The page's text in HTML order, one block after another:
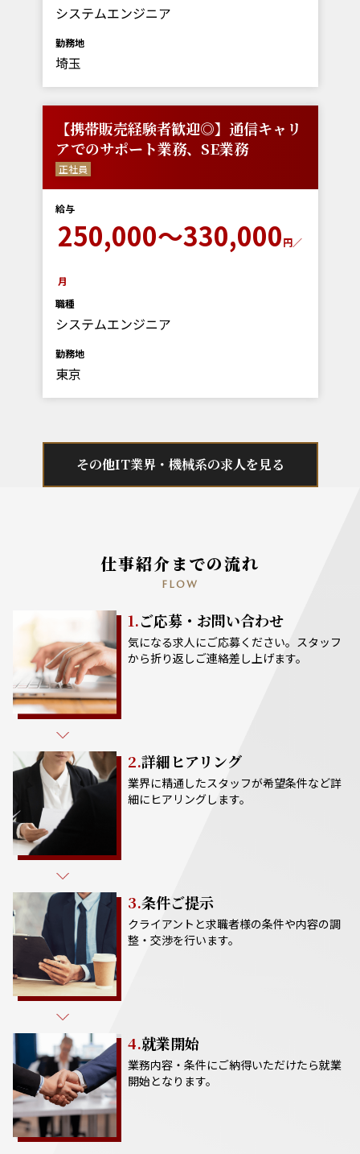
システムエンジニア
勤務地
埼玉
【携帯販売経験者歓迎◎】通信キャリ
アでのサポート業務、SE業務
正社員
給与
250,000～330,000円／
月
職種
システムエンジニア
勤務地
東京
その他IT業界・機械系の求人を見る
仕事紹介までの流れ
FLOW
1.ご応募・お問い合わせ
気になる求人にご応募ください。スタッフ
から折り返しご連絡差し上げます。
2.詳細ヒアリング
業界に精通したスタッフが希望条件など詳
細にヒアリングします。
3.条件ご提示
クライアントと求職者様の条件や内容の調
整・交渉を行います。
4.就業開始
業務内容・条件にご納得いただけたら就業
開始となります。